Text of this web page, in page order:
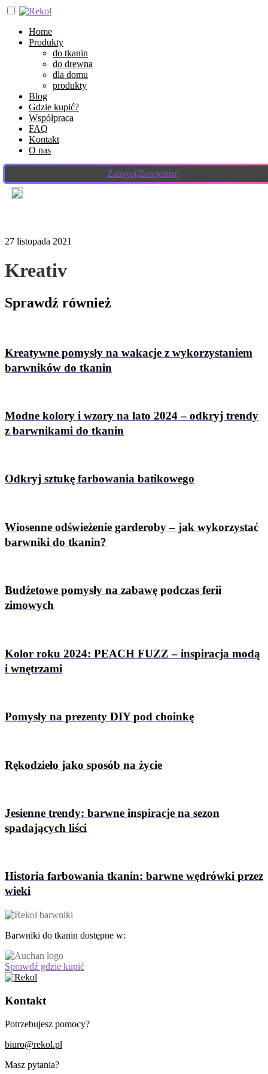
Home
Produkty
do tkanin
do drewna
dla domu
produkty
Blog
Gdzie kupić?
Współpraca
FAQ
Kontakt
O nas
Zaloguj/Zarejestruj
27 listopada 2021
Kreativ
Sprawdź również
Kreatywne pomysły na wakacje z wykorzystaniem
barwników do tkanin
Modne kolory i wzory na lato 2024 – odkryj trendy
z barwnikami do tkanin
Odkryj sztukę farbowania batikowego
Wiosenne odświeżenie garderoby – jak wykorzystać
barwniki do tkanin?
Budżetowe pomysły na zabawę podczas ferii
zimowych
Kolor roku 2024: PEACH FUZZ – inspiracja modą
i wnętrzami
Pomysły na prezenty DIY pod choinkę
Rękodzieło jako sposób na życie
Jesienne trendy: barwne inspiracje na sezon
spadających liści
Historia farbowania tkanin: barwne wędrówki przez
wieki
Barwniki do tkanin dostępne w:
Sprawdź gdzie kupić
Kontakt
Potrzebujesz pomocy?
biuro@rekol.pl
Masz pytania?